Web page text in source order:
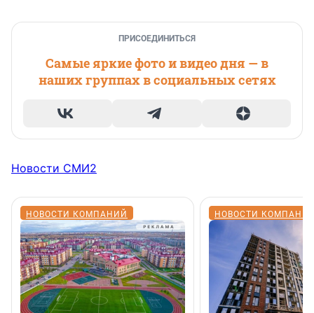
ПРИСОЕДИНИТЬСЯ
Самые яркие фото и видео дня — в
наших группах в социальных сетях
Новости СМИ2
НОВОСТИ КОМПАНИЙ НОВОСТИ